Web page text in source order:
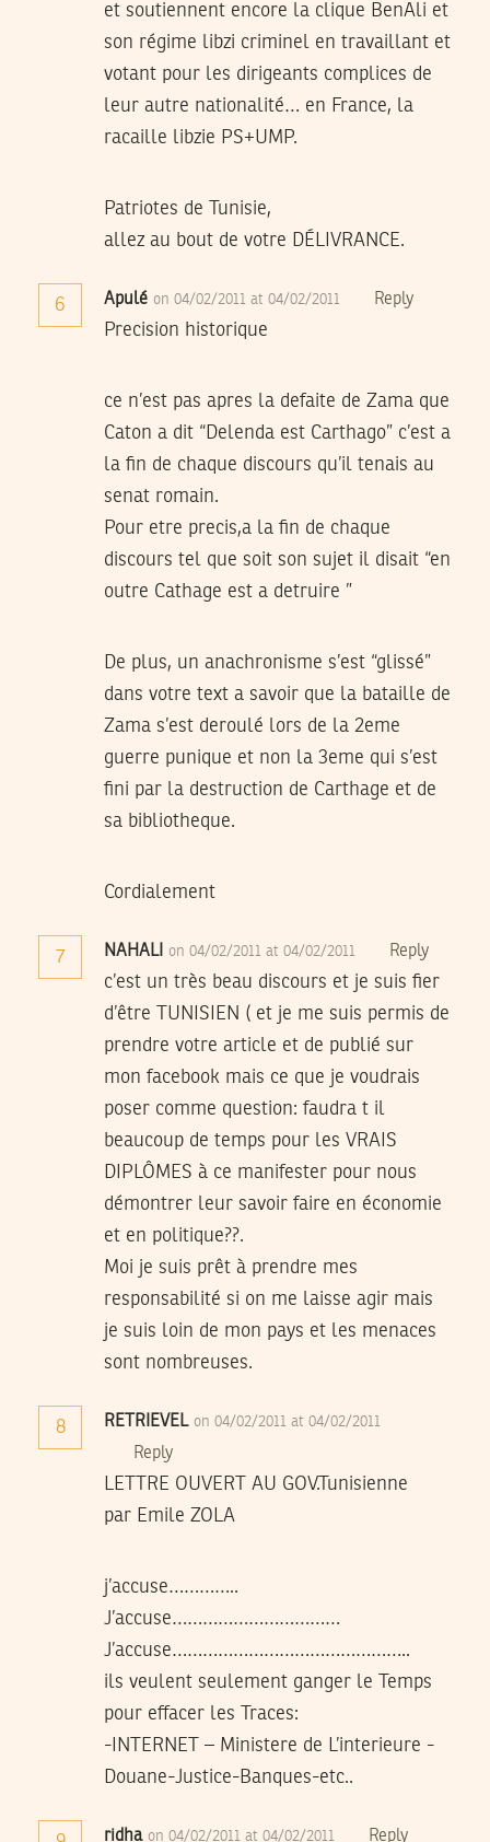
et soutiennent encore la clique BenAli et
son régime libzi criminel en travaillant et
votant pour les dirigeants complices de
leur autre nationalité… en France, la
racaille libzie PS+UMP.
Patriotes de Tunisie,
allez au bout de votre DÉLIVRANCE.
6 Apulé on 04/02/2011 at 04/02/2011 Reply
Precision historique
ce n’est pas apres la defaite de Zama que
Caton a dit “Delenda est Carthago” c’est a
la fin de chaque discours qu’il tenais au
senat romain.
Pour etre precis,a la fin de chaque
discours tel que soit son sujet il disait “en
outre Cathage est a detruire ”
De plus, un anachronisme s’est “glissé”
dans votre text a savoir que la bataille de
Zama s’est deroulé lors de la 2eme
guerre punique et non la 3eme qui s’est
fini par la destruction de Carthage et de
sa bibliotheque.
Cordialement
7 NAHALI on 04/02/2011 at 04/02/2011 Reply
c’est un très beau discours et je suis fier
d’être TUNISIEN ( et je me suis permis de
prendre votre article et de publié sur
mon facebook mais ce que je voudrais
poser comme question: faudra t il
beaucoup de temps pour les VRAIS
DIPLÔMES à ce manifester pour nous
démontrer leur savoir faire en économie
et en politique??.
Moi je suis prêt à prendre mes
responsabilité si on me laisse agir mais
je suis loin de mon pays et les menaces
sont nombreuses.
8 RETRIEVEL on 04/02/2011 at 04/02/2011
Reply
LETTRE OUVERT AU GOV.Tunisienne
par Emile ZOLA
j’accuse…………..
J’accuse……………………………
J’accuse………………………………………..
ils veulent seulement ganger le Temps
pour effacer les Traces:
-INTERNET – Ministere de L’interieure -
Douane-Justice-Banques-etc..
ridha on 04/02/2011 at 04/02/2011 Reply